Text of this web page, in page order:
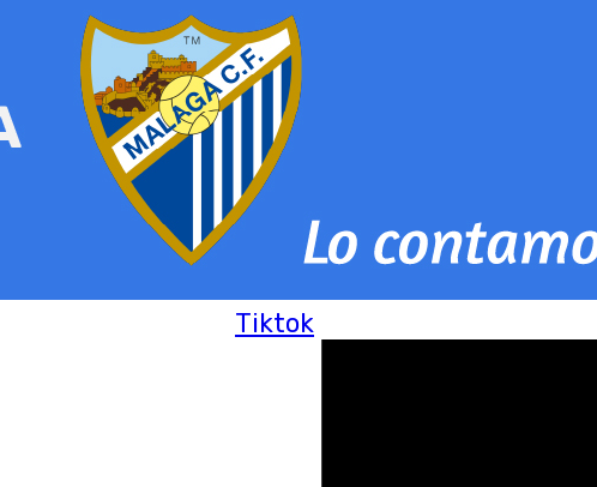
Tiktok